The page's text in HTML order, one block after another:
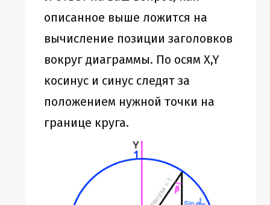
описанное выше ложится на
вычисление позиции заголовков
вокруг диаграммы. По осям X,Y
косинус и синус следят за
положением нужной точки на
границе круга.